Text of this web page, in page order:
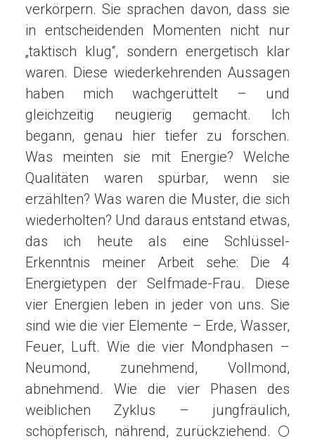
verkörpern. Sie sprachen davon, dass sie
in entscheidenden Momenten nicht nur
„taktisch klug“, sondern energetisch klar
waren. Diese wiederkehrenden Aussagen
haben mich wachgerüttelt – und
gleichzeitig neugierig gemacht. Ich
begann, genau hier tiefer zu forschen.
Was meinten sie mit Energie? Welche
Qualitäten waren spürbar, wenn sie
erzählten? Was waren die Muster, die sich
wiederholten? Und daraus entstand etwas,
das ich heute als eine Schlüssel-
Erkenntnis meiner Arbeit sehe: Die 4
Energietypen der Selfmade-Frau. Diese
vier Energien leben in jeder von uns. Sie
sind wie die vier Elemente – Erde, Wasser,
Feuer, Luft. Wie die vier Mondphasen –
Neumond, zunehmend, Vollmond,
abnehmend. Wie die vier Phasen des
weiblichen Zyklus – jungfräulich,
schöpferisch, nährend, zurückziehend. 🌕